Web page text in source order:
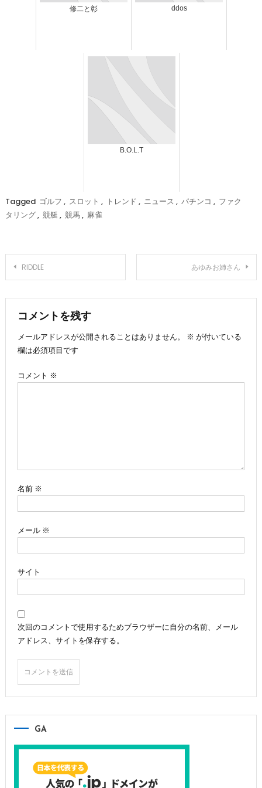
修二と彰 ddos
B.O.L.T
Tagged ゴルフ , スロット , トレンド , ニュース , パチンコ , ファク
タリング, 競艇 , 競馬, 麻雀
投
稿
ナ
ビ
ゲ
RIDDLE あゆみお姉さん
コメントを残す
メールアドレスが公開されることはありません。
※ が付いている
欄は必須項目です
コメント ※
名前 ※
メール ※
サイト
次回のコメントで使用するためブラウザーに自分の名前、メール
アドレス、サイトを保存する。
GA